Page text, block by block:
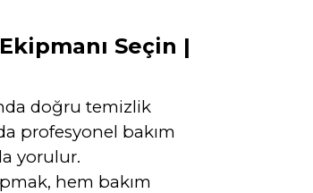
Seçin |
doğru temizlik
profesyonel bakım
yorulur.
hem bakım